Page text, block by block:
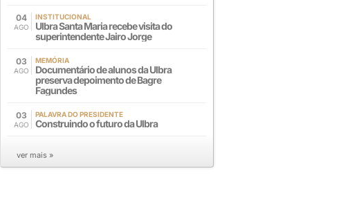
04
AGO
INSTITUCIONAL
Ulbra Santa Maria recebe visita do
superintendente Jairo Jorge
03
AGO
MEMÓRIA
Documentário de alunos da Ulbra
preserva depoimento de Bagre
Fagundes
03
AGO
PALAVRA DO PRESIDENTE
Construindo o futuro da Ulbra
ver mais »